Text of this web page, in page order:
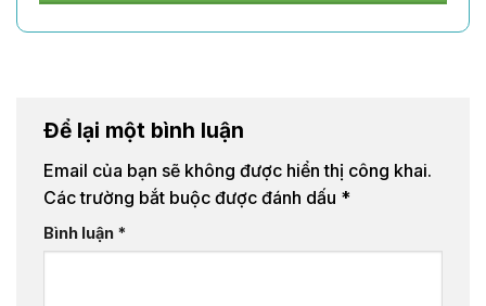
Để lại một bình luận
Email của bạn sẽ không được hiển thị công khai.
Các trường bắt buộc được đánh dấu *
Bình luận *